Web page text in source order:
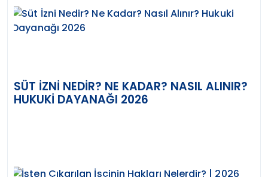
SÜT İZNI NEDIR? NE KADAR? NASIL ALINIR?
HUKUKI DAYANAĞI 2026